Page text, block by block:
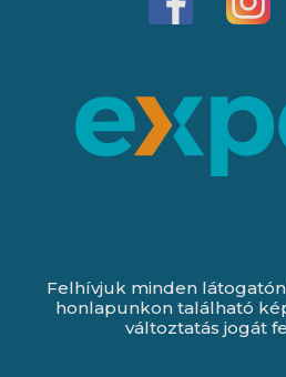
Felhívjuk minden
honlapunkon található
változtatás jogát